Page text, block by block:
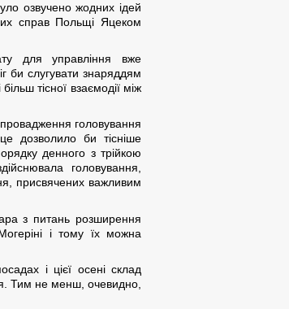
озвучено жодних ідей
справ Польщі Яцеком
для управління вже
би слугувати знаряддям
тісної взаємодії між
головування
дозволило би тісніше
денного з трійкою
головування,
присвячених важливим
з питань розширення
і тому їх можна
і цієї осені склад
Тим не менш, очевидно,